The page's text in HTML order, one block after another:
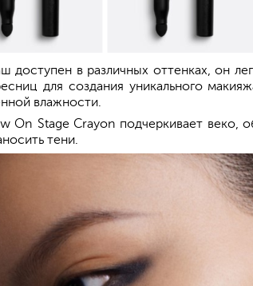
доступен в различных оттенках, он
для создания уникального
влажности.
On Stage Crayon подчеркивает веко,
тени.